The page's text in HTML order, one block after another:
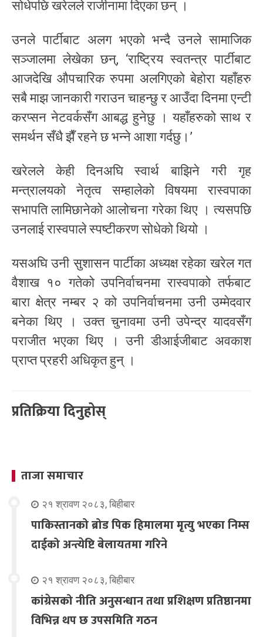
सोधेपछि खरेलले राजीनामा दिएका छन् ।
उनले पार्टीबाट अलग भएको भन्दै उनले सामाजिक
सञ्जालमा लेखेका छन्, ‘राष्ट्रिय स्वतन्त्र पार्टीबाट
आजदेखि औपचारिक रुपमा अलगिएको बेहोरा यहाँहरु
सबै माझ जानकारी गराउन चाहन्छु र आउँदा दिनमा एन्टी
करप्सन नेटवर्कसँग आबद्ध हुनेछु । ​यहाँहरुको साथ र
समर्थन सँधै झैँ रहने छ भन्ने आशा गर्दछु।’
खरेलले केही दिनअघि स्वार्थ बाझिने गरी गृह
मन्त्रालयको नेतृत्व सम्हालेको विषयमा रास्वपाका
सभापति लामिछानेको आलोचना गरेका थिए । त्यसपछि
उनलाई रास्वपाले स्पष्टीकरण सोधेको थियो ।
यसअघि उनी सुशासन पार्टीका अध्यक्ष रहेका खरेल गत
वैशाख १० गतेको उपनिर्वाचनमा रास्वपाको तर्फबाट
बारा क्षेत्र नम्बर २ को उपनिर्वाचनमा उनी उम्मेदवार
बनेका थिए । उक्त चुनावमा उनी उपेन्द्र यादवसँग
पराजीत भएका थिए । उनी डीआईजीबाट अवकाश
प्राप्त प्रहरी अधिकृत हुन् ।
प्रतिक्रिया दिनुहोस्
ताजा समाचार
२१ श्रावण २०८३, बिहीबार
पाकिस्तानको ब्रोड पिक हिमालमा मृत्यु भएका निम्स
दाईको अन्त्येष्टि बेलायतमा गरिने
२१ श्रावण २०८३, बिहीबार
कांग्रेसको नीति अनुसन्धान तथा प्रशिक्षण प्रतिष्ठानमा
विभिन्न थप छ उपसमिति गठन